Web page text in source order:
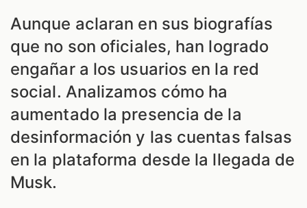
Aunque aclaran en sus biografías
que no son oficiales, han logrado
engañar a los usuarios en la red
social. Analizamos cómo ha
aumentado la presencia de la
desinformación y las cuentas falsas
en la plataforma desde la llegada de
Musk.